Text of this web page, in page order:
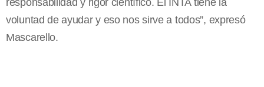
responsabilidad y rigor científico. El INTA tiene la
voluntad de ayudar y eso nos sirve a todos”, expresó
Mascarello.